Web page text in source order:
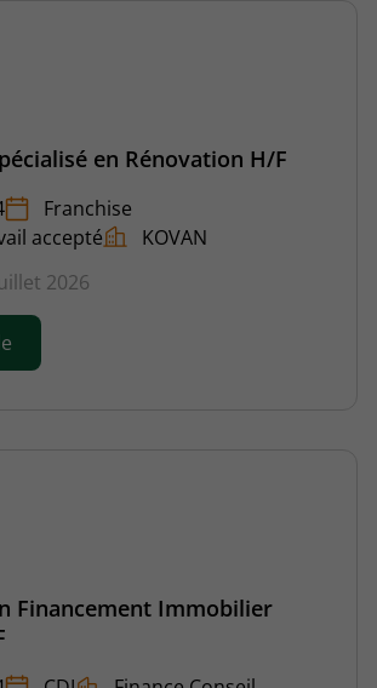
en Rénovation H/F
Franchise
accepté
KOVAN
2026
Financement Immobilier